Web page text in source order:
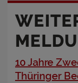
10 Jahre
Thüringer